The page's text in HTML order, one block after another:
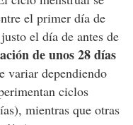
el primer día de
el día de antes de
de unos 28 días
variar dependiendo
ciclos
mientras que otras